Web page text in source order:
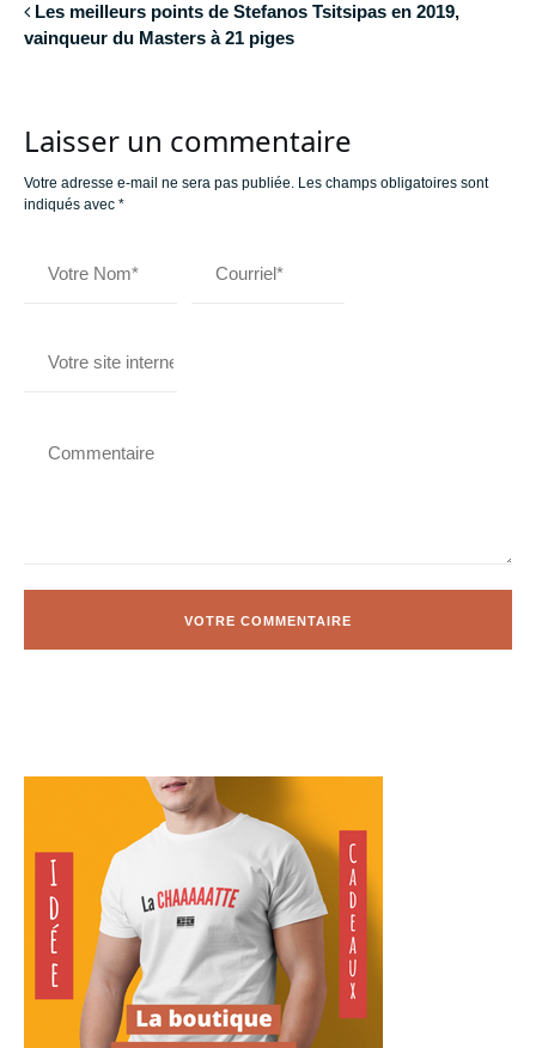
Les meilleurs points de Stefanos Tsitsipas en 2019,
vainqueur du Masters à 21 piges
Laisser un commentaire
Votre adresse e-mail ne sera pas publiée. Les champs obligatoires sont
indiqués avec *